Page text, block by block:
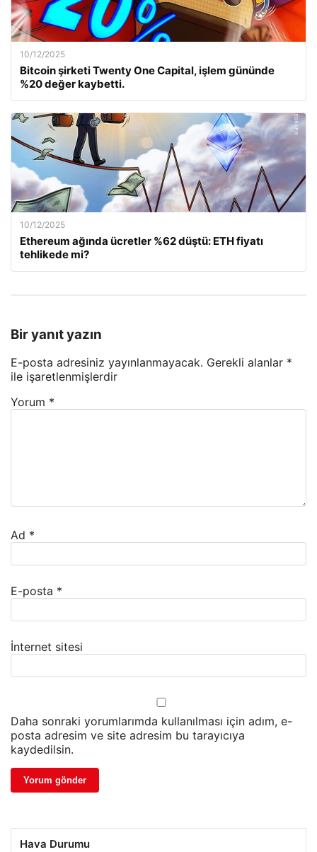
10/12/2025
Bitcoin şirketi Twenty One Capital, işlem gününde
%20 değer kaybetti.
10/12/2025
Ethereum ağında ücretler %62 düştü: ETH fiyatı
tehlikede mi?
Bir yanıt yazın
E-posta adresiniz yayınlanmayacak. Gerekli alanlar *
ile işaretlenmişlerdir
Yorum *
Ad *
E-posta *
İnternet sitesi
Daha sonraki yorumlarımda kullanılması için adım, e-
posta adresim ve site adresim bu tarayıcıya
kaydedilsin.
Hava Durumu